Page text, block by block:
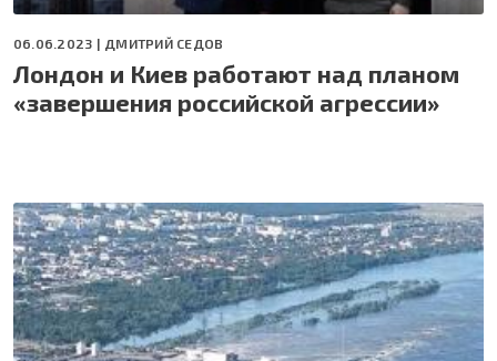
06.06.2023 | ДМИТРИЙ СЕДОВ
Лондон и Киев работают над планом
«завершения российской агрессии»